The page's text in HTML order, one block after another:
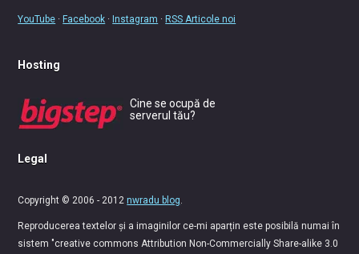
YouTube ·Facebook ·Instagram ·RSS Articole noi
Hosting
Cine se ocupă de
serverul tău?
Legal
Copyright © 2006 - 2012nwradu blog
Reproducerea textelor și a imaginilor ce-mi aparțin este posibilă numai în
sistem "creative commons Attribution Non-Commercially Share-alike 3.0